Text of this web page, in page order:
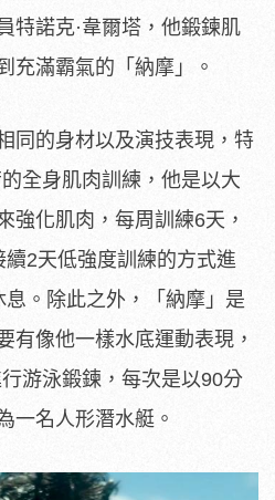
特諾克·韋爾塔，他鍛鍊肌
充滿霸氣的「納摩」。
同的身材以及演技表現，特
全身肌肉訓練，他是以大
強化肌肉，每周訓練6天，
2天低強度訓練的方式進
。除此之外，「納摩」是
有像他一樣水底運動表現，
游泳鍛鍊，每次是以90分
一名人形潛水艇。